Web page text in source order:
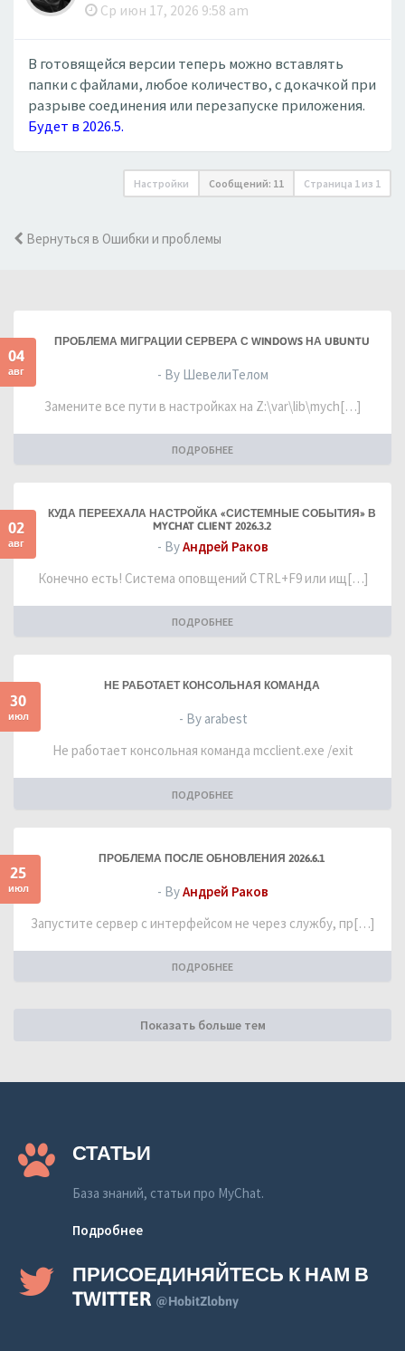
Ср июн 17, 2026 9:58 am
В готовящейся версии теперь можно вставлять
папки с файлами, любое количество, с докачкой при
разрыве соединения или перезапуске приложения.
Будет в 2026.5.
Настройки Сообщений: 11 Страница 1 из 1
Вернуться в Ошибки и проблемы
04
авг
ПРОБЛЕМА МИГРАЦИИ СЕРВЕРА С WINDOWS НА UBUNTU
- By ШевелиТелом
Замените все пути в настройках на Z:\var\lib\mych[…]
ПОДРОБНЕЕ
02
авг
КУДА ПЕРЕЕХАЛА НАСТРОЙКА «СИСТЕМНЫЕ СОБЫТИЯ» В
MYCHAT CLIENT 2026.3.2
- ByАндрей Раков
Конечно есть! Система оповщений CTRL+F9 или ищ[…]
ПОДРОБНЕЕ
30
июл
НЕ РАБОТАЕТ КОНСОЛЬНАЯ КОМАНДА
- By arabest
Не работает консольная команда mcclient.exe /exit
ПОДРОБНЕЕ
25
июл
ПРОБЛЕМА ПОСЛЕ ОБНОВЛЕНИЯ 2026.6.1
- ByАндрей Раков
Запустите сервер с интерфейсом не через службу, пр[…]
ПОДРОБНЕЕ
Показать больше тем
СТАТЬИ
База знаний, статьи про MyChat.
Подробнее
ПРИСОЕДИНЯЙТЕСЬ К НАМ В
TWITTER @HobitZlobny